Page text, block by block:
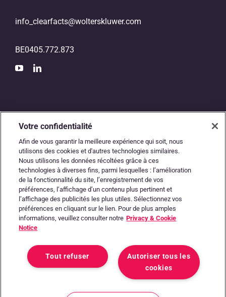
info_clearfacts@wolterskluwer.com
BE0405.772.873
L’autoroute numérique
entre les comptables
et les entrepreneurs
Privacy & Cookie Notice
Votre confidentialité
Afin de vous garantir la meilleure expérience qui soit, nous
utilisons des cookies et d'autres technologies similaires.
Nous utilisons les données récoltées grâce à ces
technologies à diverses fins, parmi lesquelles : l’amélioration
de la fonctionnalité du site, l’enregistrement de vos
préférences, l’affichage d’un contenu plus pertinent et
l’affichage des publicités les plus utiles. Sélectionnez vos
préférences en cliquant sur le lien. Pour de plus amples
informations, veuillez consulter notre Privacy & Cookie
Notice
Autoriser tous les
cookies
Tout refuser